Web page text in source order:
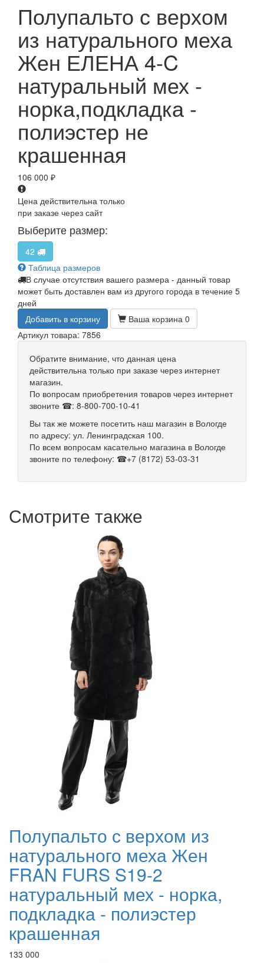
Полупальто с верхом
из натурального меха
Жен ЕЛЕНА 4-C
натуральный мех -
норка,подкладка -
полиэстер не
крашенная
106 000 ₽
Цена действительна только
при заказе через сайт
Выберите размер:
42
Таблица размеров
В случае отсутствия вашего размера - данный товар
может быть доставлен вам из другого города в течение 5
дней
Добавить в корзину
Ваша корзина 0
Артикул товара: 7856
Обратите внимание, что данная цена
действительна только при заказе через интернет
магазин.
По вопросам приобретения товаров через интернет
звоните ☎: 8-800-700-10-41
Вы так же можете посетить наш магазин в Вологде
по адресу: ул. Ленинградская 100.
По всем вопросам касательно магазина в Вологде
звоните по телефону: ☎+7 (8172) 53-03-31
Смотрите также
Полупальто с верхом из
натурального меха Жен
FRAN FURS S19-2
натуральный мех - норка,
подкладка - полиэстер
крашенная
133 000